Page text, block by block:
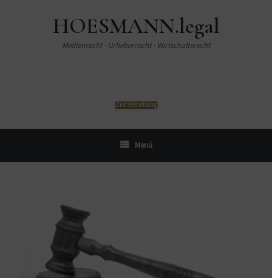
HOESMANN.legal
Medienrecht · Urheberrecht · Wirtschaftsrecht
Zur Beratung
Menü